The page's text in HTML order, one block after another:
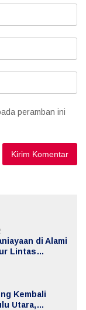
peramban ini
di Alami
Lintas
Kembali
Utara,